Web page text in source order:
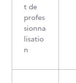
t de
profes
sionna
lisatio
n